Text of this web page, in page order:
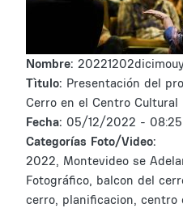
Nombre:
Tìtulo: Presentación del
Cerro en el Centro Cultural
Fecha: 05/12/2022 - 08:25
Categorías Foto/Video:
2022, Montevideo se
Fotográfico, balcon del
cerro, planificacion, centro